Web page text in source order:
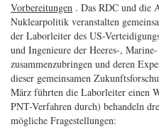
Vorbereitungen . Das RDC und die
Nuklearpolitik veranstalten
der Laborleiter des US-
und Ingenieure der Heeres-,
zusammenzubringen und deren
dieser gemeinsamen
März führten die Laborleiter einen
PNT-Verfahren durch) behandeln
mögliche Fragestellungen: